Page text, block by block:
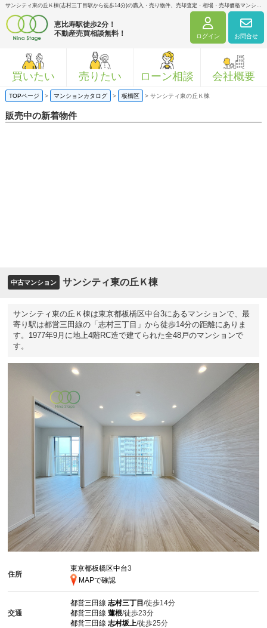
サンシティ東の丘Ｋ棟(志村三丁目駅から徒歩14分)の購入・売り物件、売却査定・相場・売却価格マンション情報｜ニナ・ステージ株式会社
恵比寿駅徒歩2分！
不動産売買相談無料！
ログイン お問合せ
買いたい 売りたい ローン相談 会社概要
TOPページ > マンションカタログ > 板橋区 > サンシティ東の丘Ｋ棟
販売中の新着物件
中古マンション サンシティ東の丘Ｋ棟
サンシティ東の丘Ｋ棟は東京都板橋区中台3にあるマンションで、最
寄り駅は都営三田線の「志村三丁目」から徒歩14分の距離にありま
す。1977年9月に地上4階RC造で建てられた全48戸のマンションで
す。
住所
東京都板橋区中台3
MAPで確認
交通
都営三田線志村三丁目/徒歩14分
都営三田線蓮根/徒歩23分
都営三田線志村坂上/徒歩25分